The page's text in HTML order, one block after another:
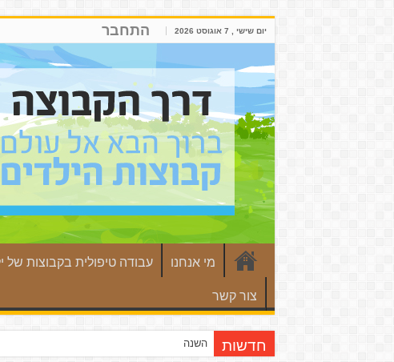
יום שישי , 7 אוגוסט 2026 התחבר
מי אנחנו עבודה טיפולית בקבוצות
צור קשר
חדשות השנה שחלפה במכון וגנר